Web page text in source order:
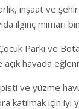
inşaat ve
ilginç mimari
Parkı ve
havada
ve yüzme
katılmak için iyi